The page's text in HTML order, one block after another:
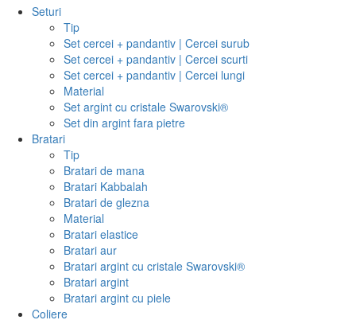
Seturi
Tip
Set cercei + pandantiv | Cercei surub
Set cercei + pandantiv | Cercei scurti
Set cercei + pandantiv | Cercei lungi
Material
Set argint cu cristale Swarovski®
Set din argint fara pietre
Bratari
Tip
Bratari de mana
Bratari Kabbalah
Bratari de glezna
Material
Bratari elastice
Bratari aur
Bratari argint cu cristale Swarovski®
Bratari argint
Bratari argint cu piele
Coliere